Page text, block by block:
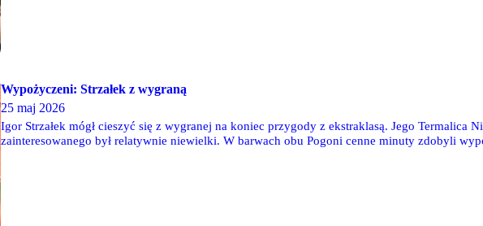
Wypożyczeni: Strzałek z wygraną
25 maj 2026
Igor Strzałek mógł cieszyć się z wygranej na koniec przygody z ekstraklasą. Jego Termalica
zainteresowanego był relatywnie niewielki. W barwach obu Pogoni cenne minuty zdobyli